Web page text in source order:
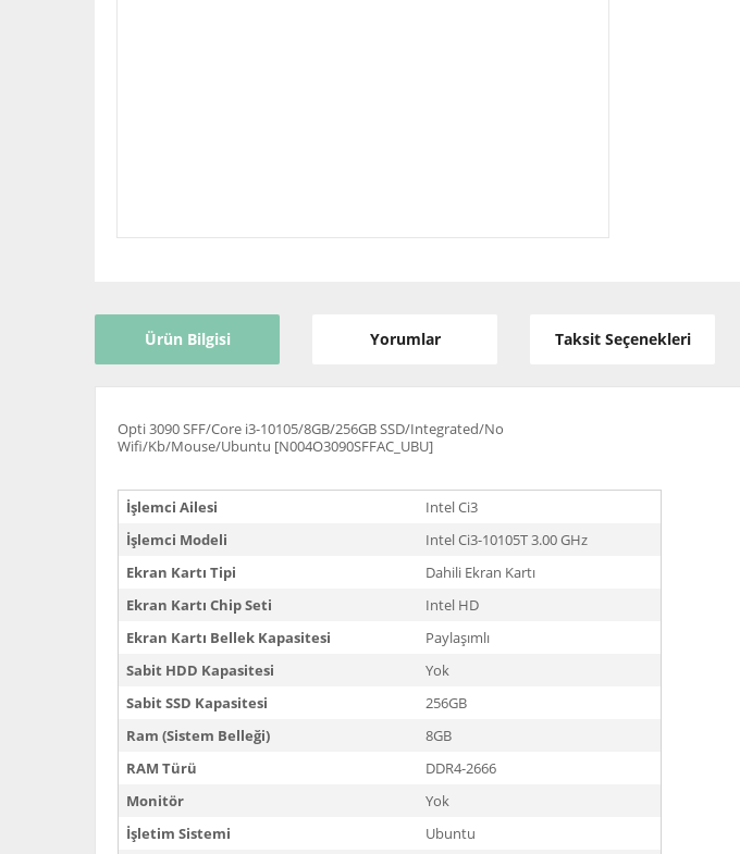
Ürün Bilgisi Yorumlar Taksit Seçenekleri
Opti 3090 SFF/Core i3-10105/8GB/256GB SSD/Integrated/No
Wifi/Kb/Mouse/Ubuntu [N004O3090SFFAC_UBU]
İşlemci Ailesi
Intel Ci3
İşlemci Modeli
Intel Ci3-10105T 3.00 GHz
Ekran Kartı Tipi
Dahili Ekran Kartı
Ekran Kartı Chip Seti
Intel HD
Ekran Kartı Bellek Kapasitesi
Paylaşımlı
Sabit HDD Kapasitesi
Yok
Sabit SSD Kapasitesi
256GB
Ram (Sistem Belleği)
8GB
RAM Türü
DDR4-2666
Monitör
Yok
İşletim Sistemi
Ubuntu